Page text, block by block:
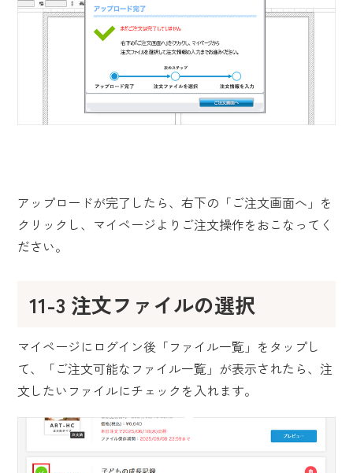
アップロードが完了したら、右下の「ご注文画面へ」を
クリックし、マイページよりご注文操作をおこなってく
ださい。
11-3 注文ファイルの選択
マイページにログイン後「ファイル一覧」をタップし
て、「ご注文可能なファイル一覧」が表示されたら、注
文したいファイルにチェックを入れます。